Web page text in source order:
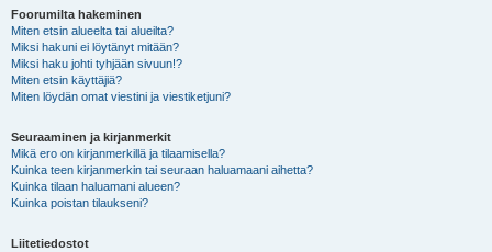
Foorumilta hakeminen
Miten etsin alueelta tai alueilta?
Miksi hakuni ei löytänyt mitään?
Miksi haku johti tyhjään sivuun!?
Miten etsin käyttäjiä?
Miten löydän omat viestini ja viestiketjuni?
Seuraaminen ja kirjanmerkit
Mikä ero on kirjanmerkillä ja tilaamisella?
Kuinka teen kirjanmerkin tai seuraan haluamaani aihetta?
Kuinka tilaan haluamani alueen?
Kuinka poistan tilaukseni?
Liitetiedostot